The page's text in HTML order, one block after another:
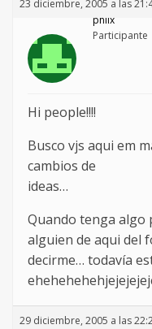
23 diciembre, 2005 a las
philx
Participante
Hi people!!!!
Busco vjs aqui em
cambios de
ideas…
Quando tenga algo
alguien de aqui del
decirme… todavía
29 diciembre, 2005 a las